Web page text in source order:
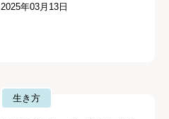
2025年03月13日
生き方